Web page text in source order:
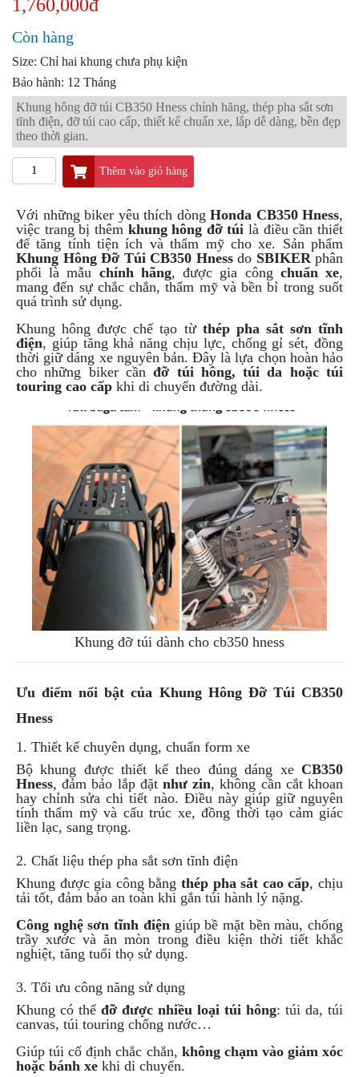
ĐỒ
PG1
PHỤ
KIỆN
YAMAHA
PG-
1
CẢNG
ZR
ĐỒ
CHƠI
XE
PHỤ
KIỆN
155
ÁO
MƯA
GIVI
GĂNG
MOTO
DƯỠNG
BALO
TÚI
ĐEO
GIVI
GIÀY
MOTO
MOTO
TAI
GẮN
MŨ
BẢO
HIỂM
BỘ
XE
AND
GO
PHỤ
KIỆN
KẸP
ĐIỆN
THOẠI
XE
MÁY
1,760,000đ
Còn hàng
Size: Chỉ hai khung chưa phụ kiện
Bảo hành: 12 Tháng
Khung hông đỡ túi CB350 Hness chính hãng, thép pha sắt sơn
tĩnh điện, đỡ túi cao cấp, thiết kế chuẩn xe, lắp dễ dàng, bền đẹp
theo thời gian.
Thêm vào giỏ hàng
Với những biker yêu thích dòng Honda CB350 Hness,
việc trang bị thêm khung hông đỡ túi là điều cần thiết
để tăng tính tiện ích và thẩm mỹ cho xe. Sản phẩm
Khung Hông Đỡ Túi CB350 Hnessdo SBIKER phân
phối là mẫu chính hãng, được gia công chuẩn xe,
mang đến sự chắc chắn, thẩm mỹ và bền bỉ trong suốt
quá trình sử dụng.
Khung hông được chế tạo từ thép pha sắt sơn tĩnh
điện, giúp tăng khả năng chịu lực, chống gỉ sét, đồng
thời giữ dáng xe nguyên bản. Đây là lựa chọn hoàn hảo
cho những biker cầnđỡ túi hông, túi da hoặc túi
touring cao cấp khi di chuyển đường dài.
Khung đỡ túi dành cho cb350 hness
Ưu điểm nổi bật của Khung Hông Đỡ Túi CB350
Hness
1. Thiết kế chuyên dụng, chuẩn form xe
Bộ khung được thiết kế theo đúng dáng xe CB350
Hness, đảm bảo lắp đặt như zin, không cần cắt khoan
hay chỉnh sửa chi tiết nào. Điều này giúp giữ nguyên
tính thẩm mỹ và cấu trúc xe, đồng thời tạo cảm giác
liền lạc, sang trọng.
2. Chất liệu thép pha sắt sơn tĩnh điện
Khung được gia công bằng thép pha sắt cao cấp, chịu
tải tốt, đảm bảo an toàn khi gắn túi hành lý nặng.
Công nghệ sơn tĩnh điệngiúp bề mặt bền màu, chống
trầy xước và ăn mòn trong điều kiện thời tiết khắc
nghiệt, tăng tuổi thọ sử dụng.
3. Tối ưu công năng sử dụng
Khung có thể đỡ được nhiều loại túi hông: túi da, túi
canvas, túi touring chống nước…
Giúp túi cố định chắc chắn, không chạm vào giảm xóc
hoặc bánh xe khi di chuyển.